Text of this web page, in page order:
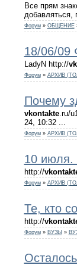
Все прям
добавляться,
Форум » ОБЩЕНИЕ
18/06/09
LadyN http://
Форум » АРХИВ
Почему
vkontakte.ru/
24, 10:32 ...
Форум » АРХИВ
10 июля.
http://
Форум » АРХИВ
Те, кто
http://
Форум » ВУЗЫ »